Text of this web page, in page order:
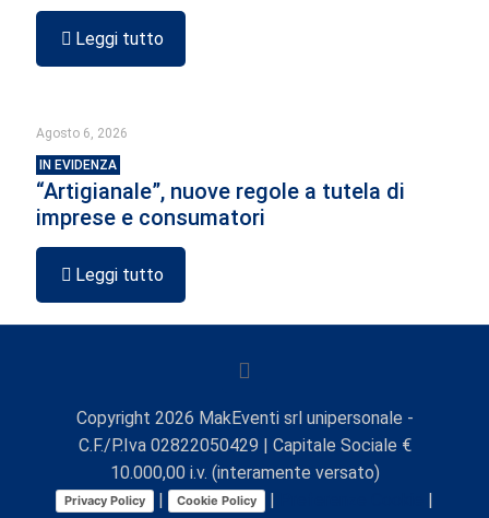
Leggi tutto
Agosto 6, 2026
IN EVIDENZA
“Artigianale”, nuove regole a tutela di
imprese e consumatori
Leggi tutto
Copyright 2026 MakEventi srl unipersonale -
C.F./P.Iva 02822050429 | Capitale Sociale €
10.000,00 i.v. (interamente versato)
Privacy Policy | Cookie Policy |
|